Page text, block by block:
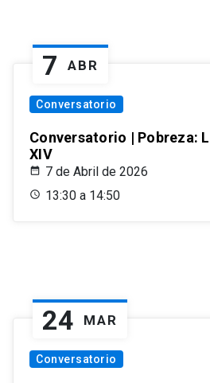
7 ABR
Conversatorio
Conversatorio | Pobreza:
XIV
7 de Abril de 2026
13:30 a 14:50
24 MAR
Conversatorio